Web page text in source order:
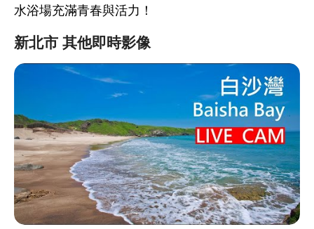
水浴場充滿青春與活力！
新北市 其他即時影像